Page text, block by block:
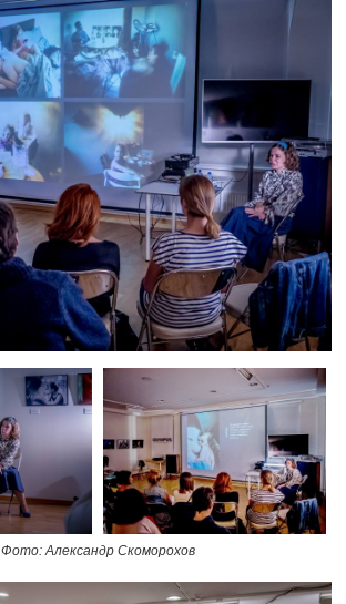
Фото: Александр Скоморохов